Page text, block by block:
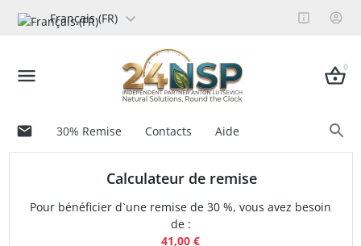
Français (FR)
0
30% Remise Contacts Aide
Calculateur de remise
Pour bénéficier d`une remise de 30 %, vous avez besoin
de :
41,00 €